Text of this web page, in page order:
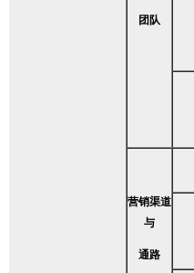
团队
营销渠道
与
通路